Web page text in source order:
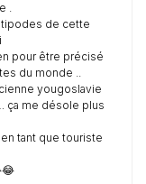
.
de cette
pour être précisé
du monde ..
yougoslavie
ça me désole plus
tant que touriste